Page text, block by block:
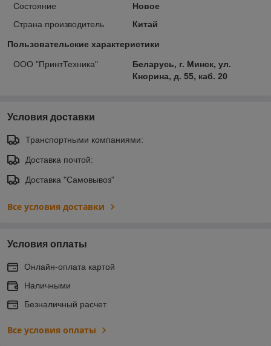
Состояние
Новое
Страна производитель
Китай
Пользовательские характеристики
ООО "ПринтТехника"
Беларусь, г. Минск, ул.
Кнорина, д. 55, каб. 20
Условия доставки
Транспортными компаниями:
Доставка почтой:
Доставка "Самовывоз"
Все условия доставки
Условия оплаты
Онлайн-оплата картой
Наличными
Безналичный расчет
Все условия оплаты